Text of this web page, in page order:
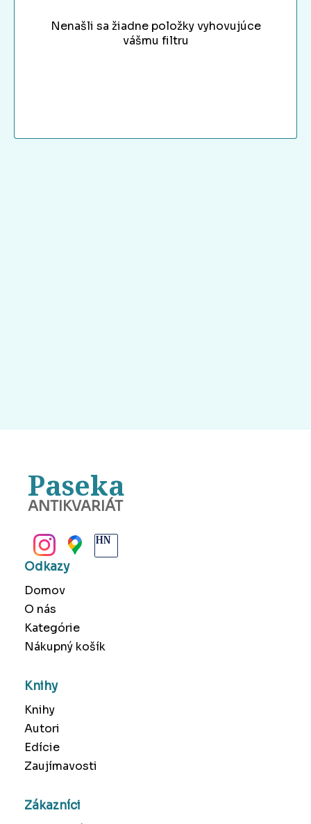
Nenašli sa žiadne položky vyhovujúce
vášmu filtru
Paseka
ANTIKVARIÁT
Odkazy
Domov
O nás
Kategórie
Nákupný košík
Knihy
Knihy
Autori
Edície
Zaujímavosti
Zákazníci